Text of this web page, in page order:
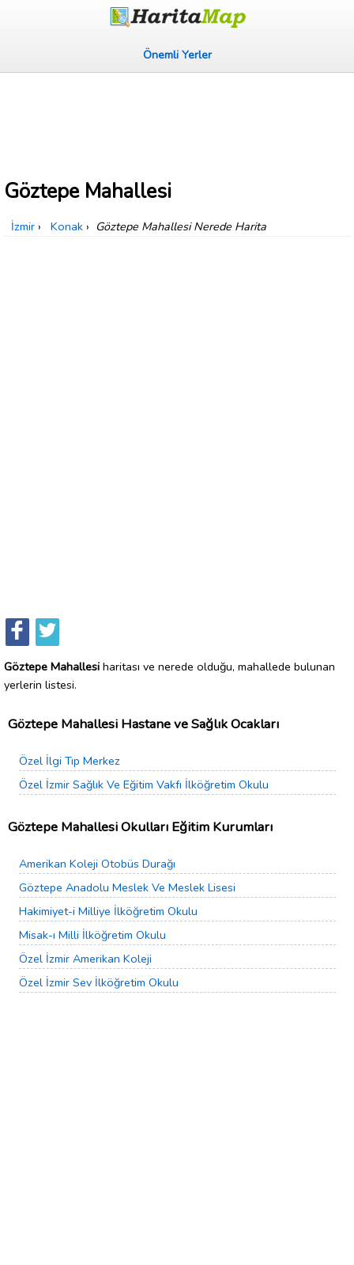
Önemli Yerler
Göztepe Mahallesi
İzmir › Konak › Göztepe Mahallesi Nerede Harita
Göztepe Mahallesi haritası ve nerede olduğu, mahallede bulunan
yerlerin listesi.
Göztepe Mahallesi Hastane ve Sağlık Ocakları
Özel İlgi Tıp Merkez
Özel İzmir Sağlık Ve Eğitim Vakfı İlköğretim Okulu
Göztepe Mahallesi Okulları Eğitim Kurumları
Amerikan Koleji Otobüs Durağı
Göztepe Anadolu Meslek Ve Meslek Lisesi
Hakimiyet-i Milliye İlköğretim Okulu
Misak-ı Milli İlköğretim Okulu
Özel İzmir Amerikan Koleji
Özel İzmir Sev İlköğretim Okulu